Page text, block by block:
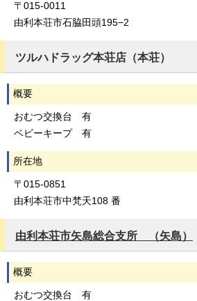
〒015-0011
由利本荘市石脇田頭195−2
ツルハドラッグ本荘店（本荘）
概要
おむつ交換台 有
ベビーキープ 有
所在地
〒015-0851
由利本荘市中梵天108 番
由利本荘市矢島総合支所 （矢島）
概要
おむつ交換台 有